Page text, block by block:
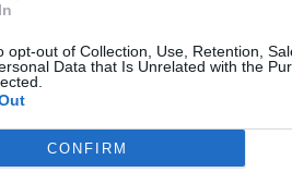
opt-out of Collection, Use, Retention,
Data that Is Unrelated with the
CONFIRM